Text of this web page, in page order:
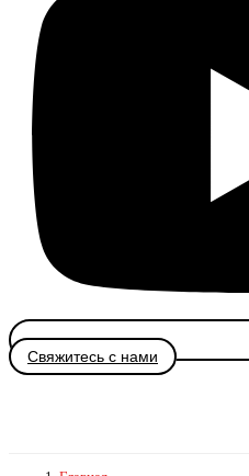
Свяжитесь с нами